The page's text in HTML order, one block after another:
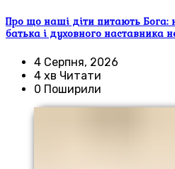
Про що наші діти питають Бога:
батька і духовного наставника
4 Серпня, 2026
4 хв Читати
0 Поширили